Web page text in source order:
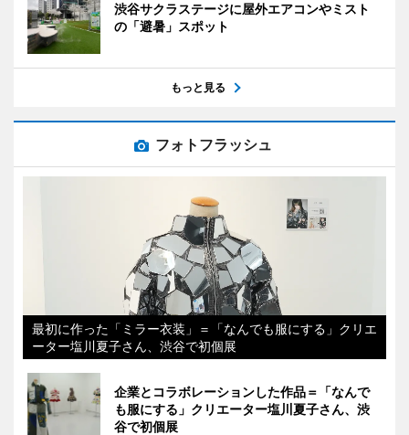
渋谷サクラステージに屋外エアコンやミスト
の「避暑」スポット
もっと見る
フォトフラッシュ
最初に作った「ミラー衣装」＝「なんでも服にする」クリエ
ーター塩川夏子さん、渋谷で初個展
企業とコラボレーションした作品＝「なんで
も服にする」クリエーター塩川夏子さん、渋
谷で初個展